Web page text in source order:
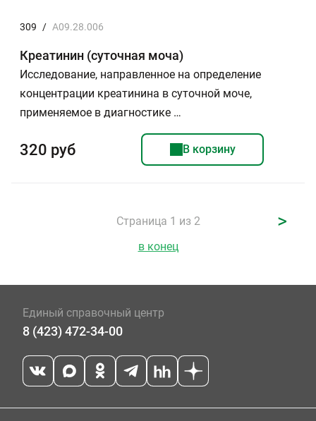
309 / A09.28.006
Креатинин (суточная моча)
Исследование, направленное на определение
концентрации креатинина в суточной моче,
применяемое в диагностике …
320 руб В корзину
Страница 1 из 2 >
в конец
Единый справочный центр
8 (423) 472-34-00